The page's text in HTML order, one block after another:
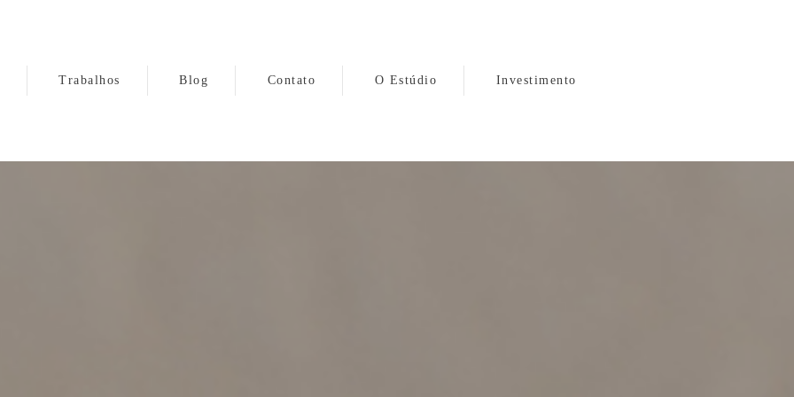
Trabalhos Blog Contato O Estúdio Investimento